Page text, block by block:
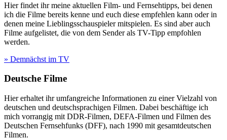
Hier findet ihr meine aktuellen Film- und Fernsehtipps, bei denen
ich die Filme bereits kenne und euch diese empfehlen kann oder in
denen meine Lieblingsschauspieler mitspielen. Es sind aber auch
Filme aufgelistet, die von dem Sender als TV-Tipp empfohlen
werden.
» Demnächst im TV
Deutsche Filme
Hier erhaltet ihr umfangreiche Informationen zu einer Vielzahl von
deutschen und deutschsprachigen Filmen. Dabei beschäftige ich
mich vorrangig mit DDR-Filmen, DEFA-Filmen und Filmen des
Deutschen Fernsehfunks (DFF), nach 1990 mit gesamtdeutschen
Filmen.